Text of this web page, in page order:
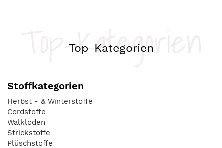
Top-Kategorien
Top-Kategorien
Stoffkategorien
Herbst - & Winterstoffe
Cordstoffe
Walkloden
Strickstoffe
Plüschstoffe